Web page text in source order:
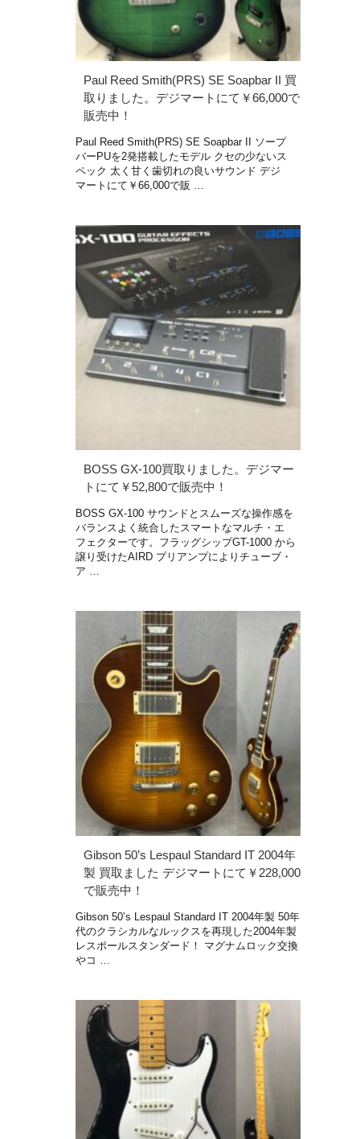
Paul Reed Smith(PRS) SE Soapbar II 買
取りました。デジマートにて￥66,000で
販売中！
Paul Reed Smith(PRS) SE Soapbar II ソープ
バーPUを2発搭載したモデル クセの少ないス
ペック 太く甘く歯切れの良いサウンド デジ
マートにて￥66,000で販 …
BOSS GX-100買取りました。デジマー
トにて￥52,800で販売中！
BOSS GX-100 サウンドとスムーズな操作感を
バランスよく統合したスマートなマルチ・エ
フェクターです。フラッグシップGT-1000 から
譲り受けたAIRD プリアンプによりチューブ・
ア …
Gibson 50’s Lespaul Standard IT 2004年
製 買取ました デジマートにて￥228,000
で販売中！
Gibson 50’s Lespaul Standard IT 2004年製 50年
代のクラシカルなルックスを再現した2004年製
レスポールスタンダード！ マグナムロック交換
やコ …